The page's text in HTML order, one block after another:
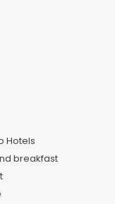
Hotels
breakfast